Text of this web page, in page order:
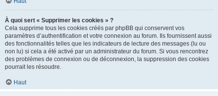
À quoi sert « Supprimer les cookies » ?
Cela supprime tous les cookies créés par phpBB qui conservent vos
paramètres d’authentification et votre connexion au forum. Ils fournissent aussi
des fonctionnalités telles que les indicateurs de lecture des messages (lu ou
non lu) si cela a été activé par un administrateur du forum. Si vous rencontrez
des problèmes de connexion ou de déconnexion, la suppression des cookies
pourrait les résoudre.
Haut